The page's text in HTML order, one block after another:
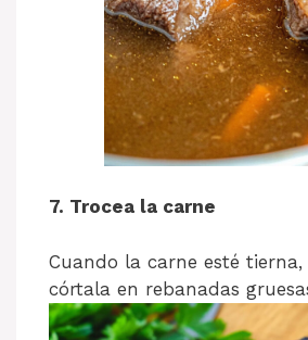
7. Trocea la carne
Cuando la carne esté
córtala en rebanadas